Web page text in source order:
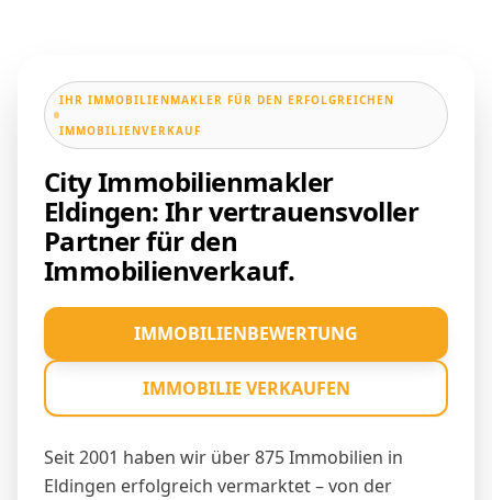
IHR IMMOBILIENMAKLER FÜR DEN ERFOLGREICHEN
IMMOBILIENVERKAUF
City Immobilienmakler
Eldingen: Ihr vertrauensvoller
Partner für den
Immobilienverkauf.
Seit 2001 haben wir über 875 Immobilien in
Eldingen erfolgreich vermarktet – von der
IMMOBILIENBEWERTUNG
IMMOBILIE VERKAUFEN